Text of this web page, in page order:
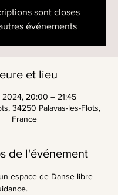
sont closes
événements
et lieu
2024, 20:00 – 21:45
34250 Palavas-les-Flots,
France
de l'événement
espace de Danse libre